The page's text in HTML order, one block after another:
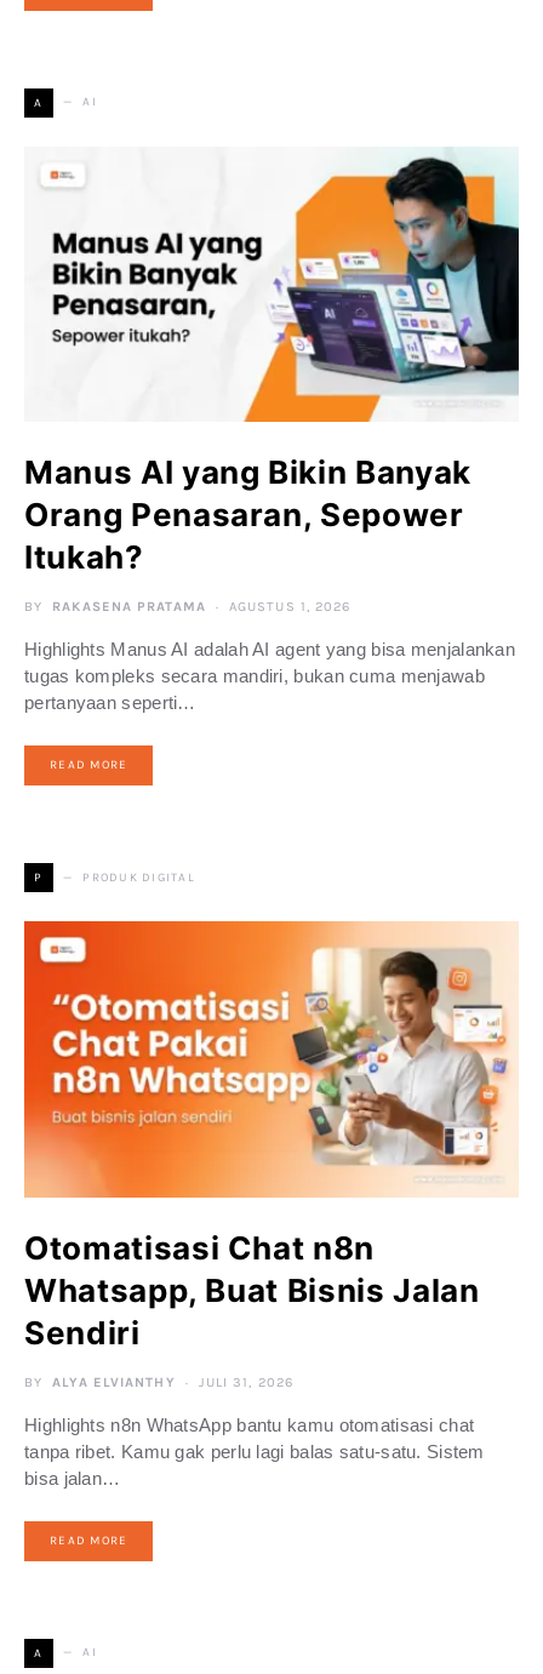
A AI
Manus AI yang Bikin Banyak
Orang Penasaran, Sepower
Itukah?
BY RAKASENA PRATAMA AGUSTUS 1, 2026
Highlights Manus AI adalah AI agent yang bisa menjalankan
tugas kompleks secara mandiri, bukan cuma menjawab
pertanyaan seperti…
READ MORE
P PRODUK DIGITAL
Otomatisasi Chat n8n
Whatsapp, Buat Bisnis Jalan
Sendiri
BY ALYA ELVIANTHY JULI 31, 2026
Highlights n8n WhatsApp bantu kamu otomatisasi chat
tanpa ribet. Kamu gak perlu lagi balas satu-satu. Sistem
bisa jalan…
READ MORE
A AI